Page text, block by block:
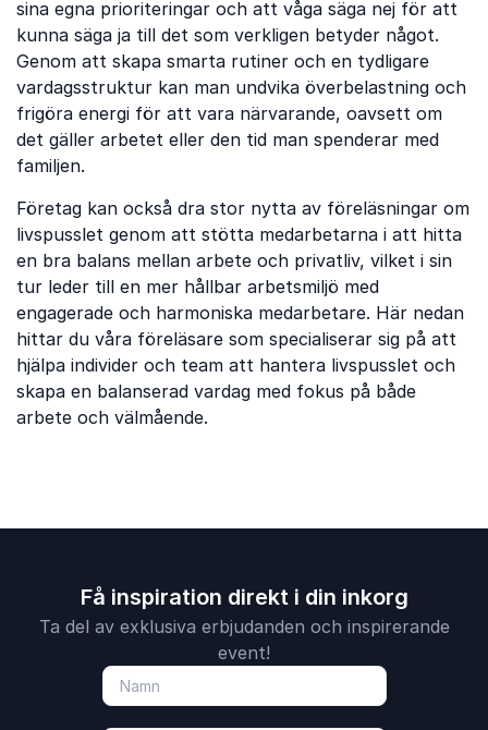
sina egna prioriteringar och att våga säga nej för att
kunna säga ja till det som verkligen betyder något.
Genom att skapa smarta rutiner och en tydligare
vardagsstruktur kan man undvika överbelastning och
frigöra energi för att vara närvarande, oavsett om
det gäller arbetet eller den tid man spenderar med
familjen.
Företag kan också dra stor nytta av föreläsningar om
livspusslet genom att stötta medarbetarna i att hitta
en bra balans mellan arbete och privatliv, vilket i sin
tur leder till en mer hållbar arbetsmiljö med
engagerade och harmoniska medarbetare. Här nedan
hittar du våra föreläsare som specialiserar sig på att
hjälpa individer och team att hantera livspusslet och
skapa en balanserad vardag med fokus på både
arbete och välmående.
Få inspiration direkt i din inkorg
Ta del av exklusiva erbjudanden och inspirerande
event!